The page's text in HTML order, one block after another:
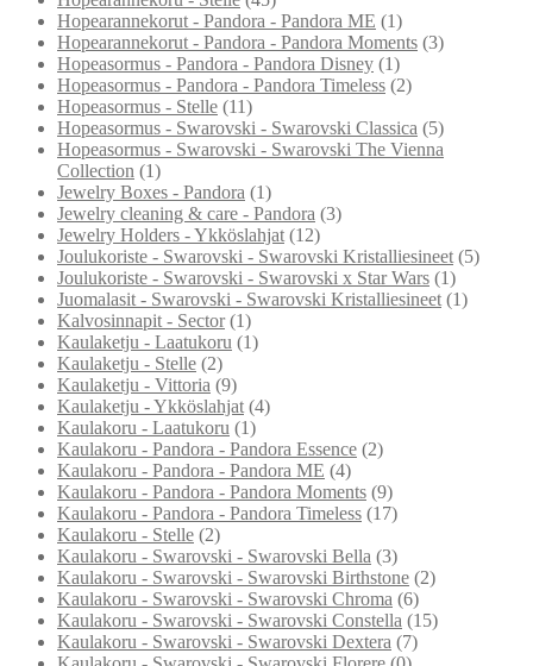
Hopearannekorut - Pandora - Pandora ME (1)
Hopearannekorut - Pandora - Pandora Moments (3)
Hopeasormus - Pandora - Pandora Disney (1)
Hopeasormus - Pandora - Pandora Timeless (2)
Hopeasormus - Stelle (11)
Hopeasormus - Swarovski - Swarovski Classica (5)
Hopeasormus - Swarovski - Swarovski The Vienna
Collection (1)
Jewelry Boxes - Pandora (1)
Jewelry cleaning & care - Pandora (3)
Jewelry Holders - Ykköslahjat (12)
Joulukoriste - Swarovski - Swarovski Kristalliesineet (5)
Joulukoriste - Swarovski - Swarovski x Star Wars (1)
Juomalasit - Swarovski - Swarovski Kristalliesineet (1)
Kalvosinnapit - Sector (1)
Kaulaketju - Laatukoru (1)
Kaulaketju - Stelle (2)
Kaulaketju - Vittoria (9)
Kaulaketju - Ykköslahjat (4)
Kaulakoru - Laatukoru (1)
Kaulakoru - Pandora - Pandora Essence (2)
Kaulakoru - Pandora - Pandora ME (4)
Kaulakoru - Pandora - Pandora Moments (9)
Kaulakoru - Pandora - Pandora Timeless (17)
Kaulakoru - Stelle (2)
Kaulakoru - Swarovski - Swarovski Bella (3)
Kaulakoru - Swarovski - Swarovski Birthstone (2)
Kaulakoru - Swarovski - Swarovski Chroma (6)
Kaulakoru - Swarovski - Swarovski Constella (15)
Kaulakoru - Swarovski - Swarovski Dextera (7)